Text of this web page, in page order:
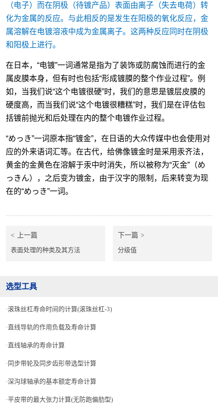
（电子）而在阴极（待镀产品）表面由离子（失去电荷）转
化为金属的反应。与此相反的是发生在阳极的氧化反应，金
属溶解在电镀溶液中成为金属离子。这两种反应同时在阴极
和阳极上进行。
在日本，“电镀”一词通常是指为了装饰或防腐蚀而进行的金
属皮膜本身，但有时也包括“形成镀膜的整个作业过程”。例
如，当我们说“这个电镀很硬”时，我们的意思是镀层皮膜的
硬度高，而当我们说“这个电镀很糟糕”时，我们是在评估包
括镀前抛光和后处理在内的整个电镀作业过程。
“めっき”一词原本指“镀金”，在日语的大众传媒中也会使用对
应的外来语词汇等。在古代，给佛像镀金时是采用汞齐法，
黄金的金黄色在溶解于汞中时消失，所以被称为“灭金”（め
っきん），之后变为镀金，由于汉字的限制，后来转变为现
在的“めっき”一词。
上一篇
表面处理的种类及其方法
下一篇
分级值
选型工具
滚珠丝杠寿命时间的计算(滚珠丝杠-3)
直线导轨的作用负载及寿命计算
直线轴承的寿命计算
同步带轮及同步齿形带选型计算
深沟球轴承的基本额定寿命计算
平皮带的最大张力计算(无防跑偏肋型)